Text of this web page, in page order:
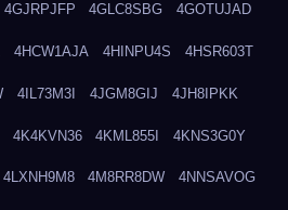
4GJRPJFP 4GLC8SBG 4GOTUJAD
4HCW1AJA 4HINPU4S 4HSR603T
4IL73M3I 4JGM8GIJ 4JH8IPKK
4K4KVN36 4KML855I 4KNS3G0Y
4LXNH9M8 4M8RR8DW 4NNSAVOG